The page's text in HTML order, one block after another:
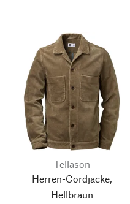
Tellason
Herren-Cordjacke,
Hellbraun